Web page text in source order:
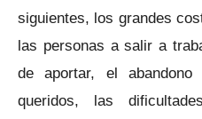
siguientes, los grandes
las personas a salir a
de aportar, el
queridos, las